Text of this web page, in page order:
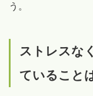
う。
ストレスな
ていること